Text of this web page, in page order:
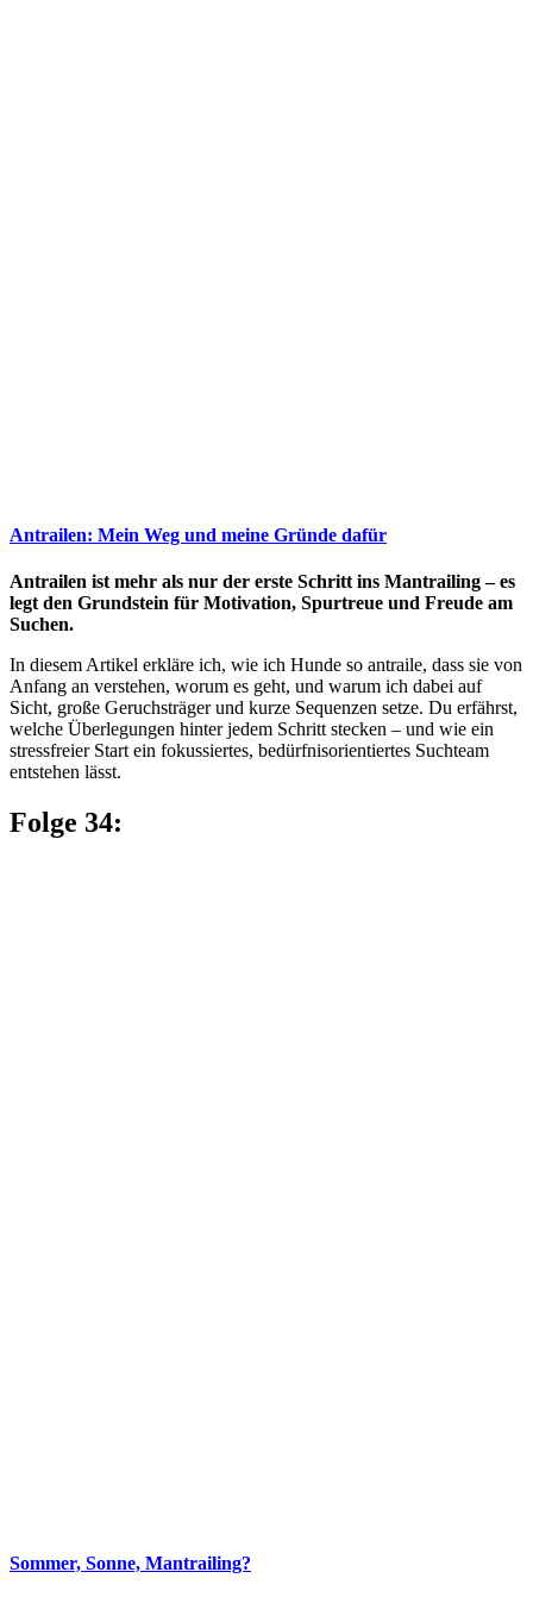
Antrailen: Mein Weg und meine Gründe dafür
Antrailen ist mehr als nur der erste Schritt ins Mantrailing – es
legt den Grundstein für Motivation, Spurtreue und Freude am
Suchen.
In diesem Artikel erkläre ich, wie ich Hunde so antraile, dass sie von
Anfang an verstehen, worum es geht, und warum ich dabei auf
Sicht, große Geruchsträger und kurze Sequenzen setze. Du erfährst,
welche Überlegungen hinter jedem Schritt stecken – und wie ein
stressfreier Start ein fokussiertes, bedürfnisorientiertes Suchteam
entstehen lässt.
Folge 34:
Sommer, Sonne, Mantrailing?